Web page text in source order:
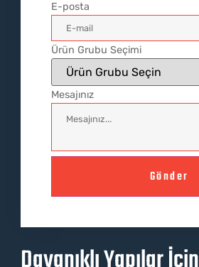
E-posta
Ürün Grubu Seçimi
Mesajınız
Gönder